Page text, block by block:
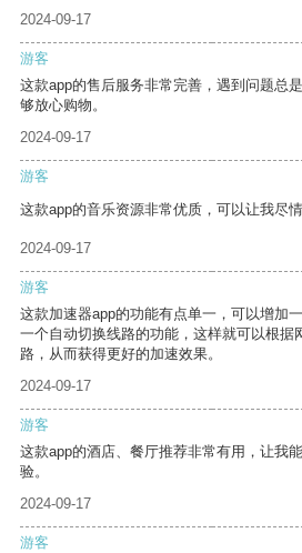
2024-09-17
游客
这款app的售后服务非常完善，遇到问题总
够放心购物。
2024-09-17
游客
这款app的音乐资源非常优质，可以让我尽
2024-09-17
游客
这款加速器app的功能有点单一，可以增加
一个自动切换线路的功能，这样就可以根据
路，从而获得更好的加速效果。
2024-09-17
游客
这款app的酒店、餐厅推荐非常有用，让我
验。
2024-09-17
游客